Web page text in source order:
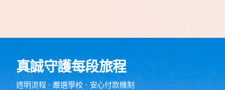
真誠守護每段旅程
透明流程・嚴選學校・安心付款機制